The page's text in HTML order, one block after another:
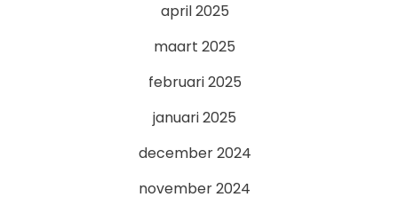
april 2025
maart 2025
februari 2025
januari 2025
december 2024
november 2024